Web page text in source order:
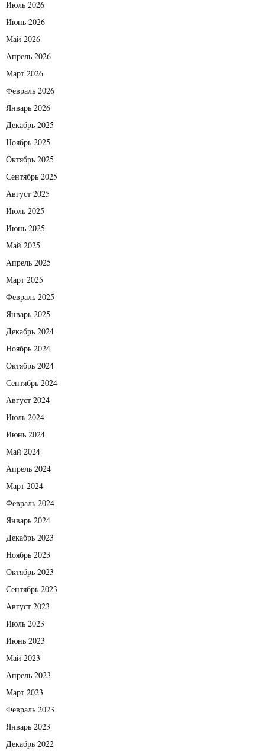
Июль 2026
Июнь 2026
Май 2026
Апрель 2026
Март 2026
Февраль 2026
Январь 2026
Декабрь 2025
Ноябрь 2025
Октябрь 2025
Сентябрь 2025
Август 2025
Июль 2025
Июнь 2025
Май 2025
Апрель 2025
Март 2025
Февраль 2025
Январь 2025
Декабрь 2024
Ноябрь 2024
Октябрь 2024
Сентябрь 2024
Август 2024
Июль 2024
Июнь 2024
Май 2024
Апрель 2024
Март 2024
Февраль 2024
Январь 2024
Декабрь 2023
Ноябрь 2023
Октябрь 2023
Сентябрь 2023
Август 2023
Июль 2023
Июнь 2023
Май 2023
Апрель 2023
Март 2023
Февраль 2023
Январь 2023
Декабрь 2022